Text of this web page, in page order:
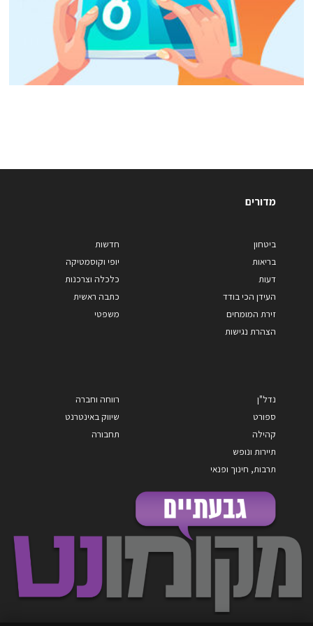
מדורים
ביטחון
בריאות
דעות
העידן הכי בודד
זירת המומחים
הצהרת נגישות
חדשות
יופי וקוסמטיקה
כלכלה וצרכנות
כתבה ראשית
משפטי
נדל"ן
ספורט
קהילה
תיירות ונופש
תרבות, חינוך ופנאי
רווחה וחברה
שיווק באינטרנט
תחבורה